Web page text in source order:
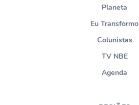
Planeta
Eu Transformo
Colunistas
TV NBE
Agenda